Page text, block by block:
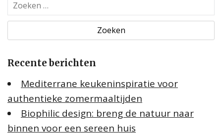
o
k
n
a
a
r
Recente berichten
Mediterrane keukeninspiratie voor
authentieke zomermaaltijden
Biophilic design: breng de natuur naar
binnen voor een sereen huis